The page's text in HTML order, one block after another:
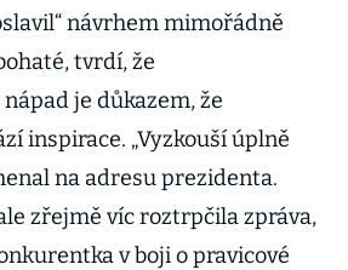
návrhem mimořádně
tvrdí, že
je důkazem, že
inspirace. „Vyzkouší úplně
na adresu prezidenta.
zřejmě víc roztrpčila zpráva,
v boji o pravicové